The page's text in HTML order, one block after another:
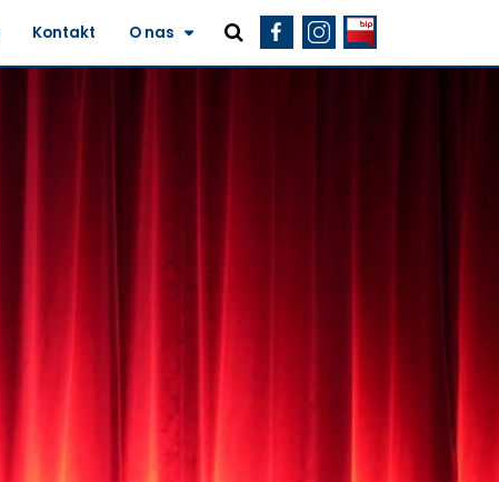
Kontakt O nas